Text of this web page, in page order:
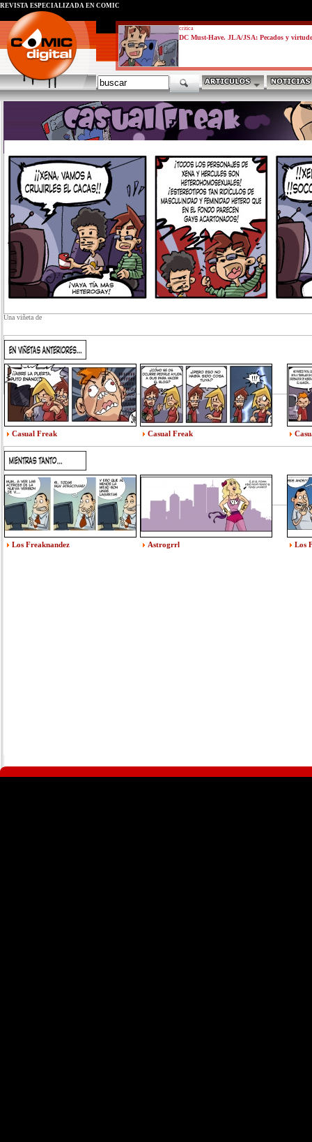
critica
DC Must-Have. JLA/JSA: Pecados y
REVISTA ESPECIALIZADA EN CÓMIC
Una viñeta de
Casual Freak Casual Freak
Los Freaknandez Astrogrrl Los